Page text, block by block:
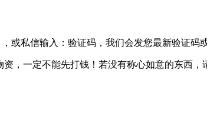
，或私信输入：验证码，我们会发您最新验证码
，一定不能先打钱！ 若没有称心如意的东西，